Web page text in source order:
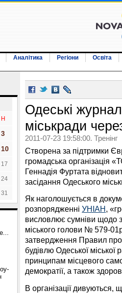
Аналітика Регіони
Освіта
Н
3
10
17
24
31
Одеські
міськради
2011-07-23 19:58:00. Тренінг
Створена за підтримки
громадська організація
Геннадія Фуртата
засідання Одеського
Як наголошується в
розпорядженні УНІАН ,
висловлює сумніви щодо
міського голови № 579-
затвердження Правил
будівлю Одеської міської
принципам місцевого
демократії, а також
В організації